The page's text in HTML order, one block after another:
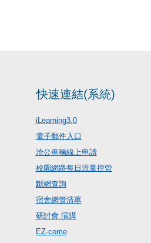
快速連結(系統)
iLearning3.0
電子郵件入口
洽公車輛線上申請
校園網路每日流量控管
斷網查詢
宿舍網管清單
研討會.演講
EZ-come